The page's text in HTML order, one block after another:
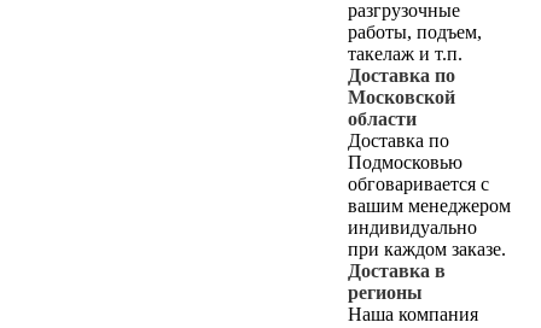
разгрузочные
работы, подъем,
такелаж и т.п.
Доставка по
Московской
области
Доставка по
Подмосковью
обговаривается с
вашим менеджером
индивидуально
при каждом заказе.
Доставка в
регионы
Наша компания